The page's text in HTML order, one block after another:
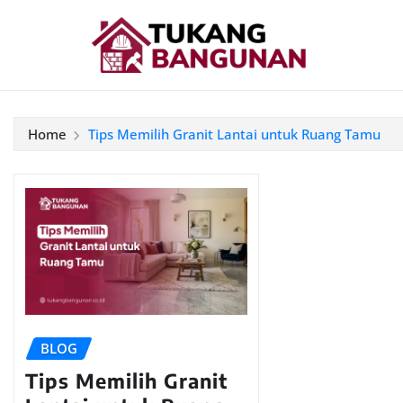
Home Tips Memilih Granit Lantai untuk Ruang Tamu
BLOG
Tips Memilih Granit